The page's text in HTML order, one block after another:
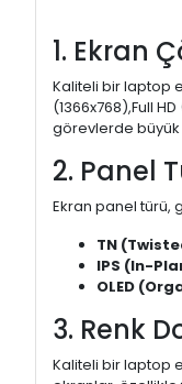
1. Ekran
Kaliteli bir laptop
(1366x768),Full
görevlerde büyük
2. Panel
Ekran panel türü,
TN
IPS (In-
OLED
3. Renk
Kaliteli bir laptop